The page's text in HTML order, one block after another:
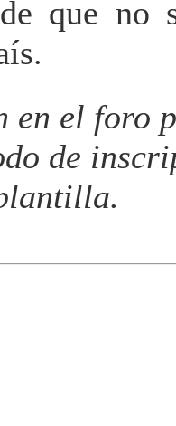
que no
el foro
de